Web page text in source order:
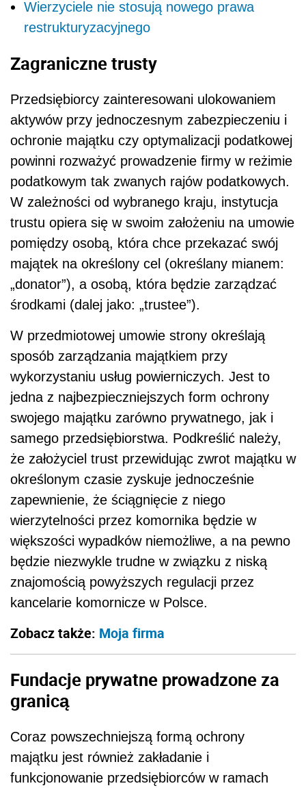
Wierzyciele nie stosują nowego prawa
restrukturyzacyjnego
Zagraniczne trusty
Przedsiębiorcy zainteresowani ulokowaniem
aktywów przy jednoczesnym zabezpieczeniu i
ochronie majątku czy optymalizacji podatkowej
powinni rozważyć prowadzenie firmy w reżimie
podatkowym tak zwanych rajów podatkowych.
W zależności od wybranego kraju, instytucja
trustu opiera się w swoim założeniu na umowie
pomiędzy osobą, która chce przekazać swój
majątek na określony cel (określany mianem:
„donator”), a osobą, która będzie zarządzać
środkami (dalej jako: „trustee”).
W przedmiotowej umowie strony określają
sposób zarządzania majątkiem przy
wykorzystaniu usług powierniczych. Jest to
jedna z najbezpieczniejszych form ochrony
swojego majątku zarówno prywatnego, jak i
samego przedsiębiorstwa. Podkreślić należy,
że założyciel trust przewidując zwrot majątku w
określonym czasie zyskuje jednocześnie
zapewnienie, że ściągnięcie z niego
wierzytelności przez komornika będzie w
większości wypadków niemożliwe, a na pewno
będzie niezwykle trudne w związku z niską
znajomością powyższych regulacji przez
kancelarie komornicze w Polsce.
Zobacz także: Moja firma
Fundacje prywatne prowadzone za
granicą
Coraz powszechniejszą formą ochrony
majątku jest również zakładanie i
funkcjonowanie przedsiębiorców w ramach